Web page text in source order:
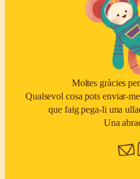
Moltes gràcies
Qualsevol cosa pots enviar-
que faig pega-li una
Una